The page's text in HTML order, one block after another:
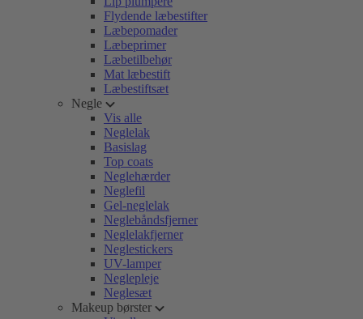
Flydende læbestifter
Læbepomader
Læbeprimer
Læbetilbehør
Mat læbestift
Læbestiftsæt
Negle
Vis alle
Neglelak
Basislag
Top coats
Neglehærder
Neglefil
Gel-neglelak
Neglebåndsfjerner
Neglelakfjerner
Neglestickers
UV-lamper
Neglepleje
Neglesæt
Makeup børster